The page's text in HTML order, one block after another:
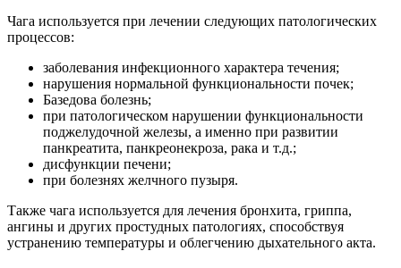
Чага используется при лечении следующих патологических
процессов:
заболевания инфекционного характера течения;
нарушения нормальной функциональности почек;
Базедова болезнь;
при патологическом нарушении функциональности
поджелудочной железы, а именно при развитии
панкреатита, панкреонекроза, рака и т.д.;
дисфункции печени;
при болезнях желчного пузыря.
Также чага используется для лечения бронхита, гриппа,
ангины и других простудных патологиях, способствуя
устранению температуры и облегчению дыхательного акта.